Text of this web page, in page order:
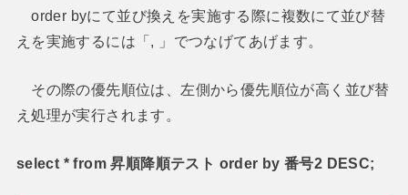
order byにて並び換えを実施する際に複数にて並び替
えを実施するには「, 」でつなげてあげます。
その際の優先順位は、左側から優先順位が高く並び替
え処理が実行されます。
select * from 昇順降順テスト order by 番号2 DESC;